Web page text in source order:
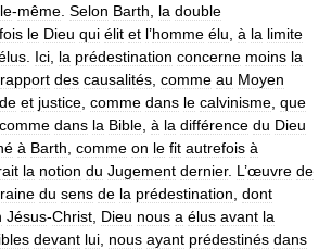
-même Selon Barth la double
fois le Dieu qui élit et l’homme élu à la limite
Ici la prédestination concerne moins la
rapport des causalités comme au Moyen
et justice comme dans le calvinisme que
comme dans la Bible à la différence du Dieu
à Barth comme on le fit autrefois à
la notion du Jugement dernier. L ’œuvre de
du sens de la prédestination dont
Jésus-Christ Dieu nous a élus avant la
devant lui nous ayant prédestinés dans